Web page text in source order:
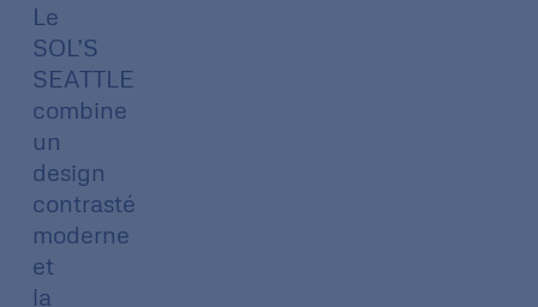
Le
SOL’S
SEATTLE
combine
un
design
contrasté
moderne
et
la